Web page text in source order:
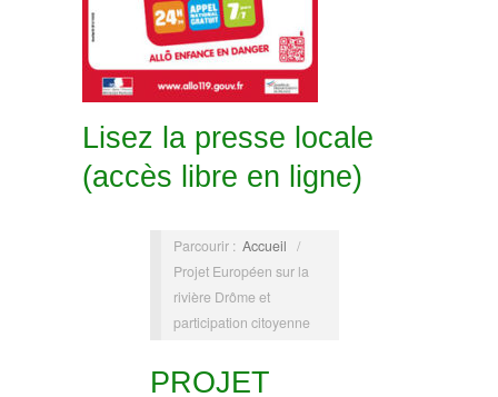
Lisez la presse locale
(accès libre en ligne)
Parcourir : Accueil /
Projet Européen sur la
rivière Drôme et
participation citoyenne
PROJET